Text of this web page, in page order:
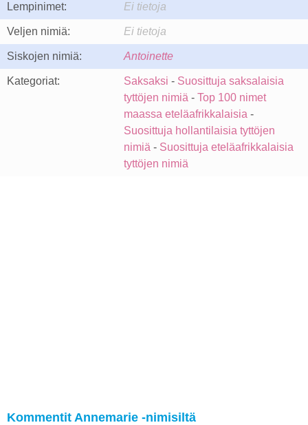
Lempinimet: Ei tietoja
Veljen nimiä: Ei tietoja
Siskojen nimiä: Antoinette
Kategoriat: Saksaksi - Suosittuja saksalaisia
tyttöjen nimiä - Top 100 nimet
maassa eteläafrikkalaisia -
Suosittuja hollantilaisia tyttöjen
nimiä - Suosittuja eteläafrikkalaisia
tyttöjen nimiä
Kommentit Annemarie -nimisiltä